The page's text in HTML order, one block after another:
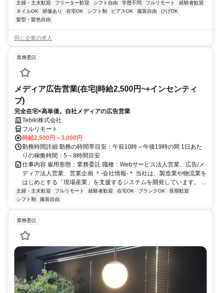
主婦・主夫歓迎 フリーター歓迎 シフト自由 学歴不問 フルリモート
経験者歓迎
ネイルOK
研修あり 在宅OK シフト制 ピアスOK 服装自由
ひげOK
髪型・髪色自由
同じ企業の求人
業務委託
メディア広告営業(在宅|時給2,500円~+インセンティ
ブ)
完全在宅×高単価。自社メディアの広告営業
Tebiki株式会社
フルリモート
時給2,500円～3,000円
勤務時間詳細 勤務の時間帯目安：午前10時～午後19時の間 1日あた
りの稼働時間：5～8時間目安
仕事内容 雇用形態：業務委託 職種：Webサービス法人営業、広告/メ
ディア法人営業、営業企画 ＊-会社情報-＊ 当社は、製造業や物流業を
はじめとする「現場産業」を支援するシステムを開発しています。 ...
主婦・主夫歓迎 フルリモート 経験者歓迎 在宅OK ブランクOK
長期歓迎
シフト制
服装自由
業務委託